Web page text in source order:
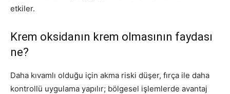
etkiler.
Krem oksidanın krem olmasının faydası
ne?
Daha kıvamlı olduğu için akma riski düşer, fırça ile daha
kontrollü uygulama yapılır; bölgesel işlemlerde avantaj